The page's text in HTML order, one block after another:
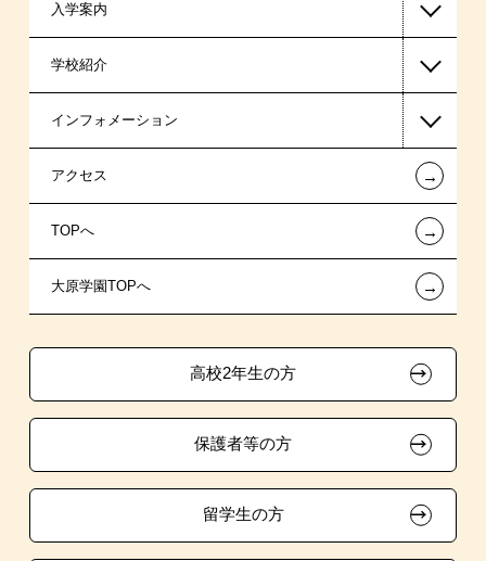
ビジネス系
医療事務系
高等教育の修学支援新制度
日本学生支援機構の奨学金
国の教育ローン
提携教育ローン
新聞奨学生
試験による特待生制度
入学案内
一般入学
AO入学
指定校推薦入学
指定校自己推薦入学
特別推薦入学
生徒会活動推薦入学
在校生・卒業生紹介推薦入学
学校紹介
在校生からあなたへ
夢を叶えた先輩たち
施設・研修所
学生マンションのご案内
大原学園グループ案内
インフォメーション
お知らせ・新着情報
在校生へのお知らせ
各種証明書の発行ご希望の方
採用ご担当の方
アクセス ←
TOPへ ←
大原学園TOPへ ←
高校2年生の方
保護者等の方
留学生の方